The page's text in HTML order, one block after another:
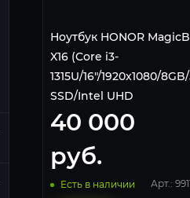
Ноутбук HONOR
X16 (Core i3-
1315U/16"/1920x1080/8GB/
SSD/Intel UHD
Graphics/DOS)
40 000
руб.
Есть в наличии Арт.: